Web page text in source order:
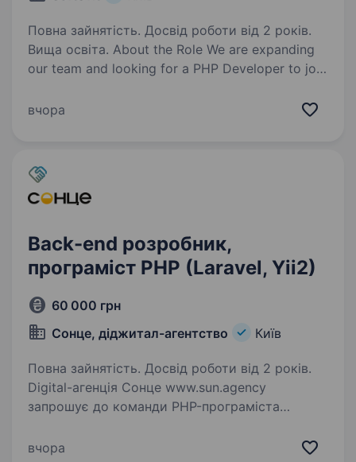
Повна зайнятість. Досвід роботи від 2 років.
Вища освіта. About the Role We are expanding
our team and looking for a PHP Developer to join
on developing and maintaining internal products,
вчора
Back-end розробник,
програміст PHP (Laravel, Yii2)
60 000 грн
Сонце, діджитал-агентство
Київ
Повна зайнятість. Досвід роботи від 2 років.
Digital-агенція Сонце www.sun.agency
запрошує до команди PHP-програміста
Framework: Yii2 та або Laravel розуміння
вчора